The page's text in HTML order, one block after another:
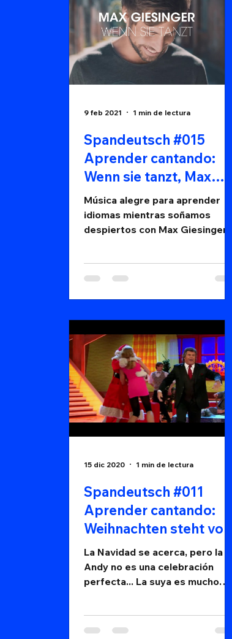
Spandeutsch #015
Aprender cantando:
Wenn sie tanzt, Max
Giesinger
Música alegre para aprender
idiomas mientras soñamos
despiertos con Max Giesinger.
9 feb 2021 1 min de lectura
Spandeutsch #011
Aprender cantando:
Weihnachten steht vor
der Tür, Andy Borg
La Navidad se acerca, pero la de
Andy no es una celebración
perfecta... La suya es mucho
15 dic 2020 1 min de lectura